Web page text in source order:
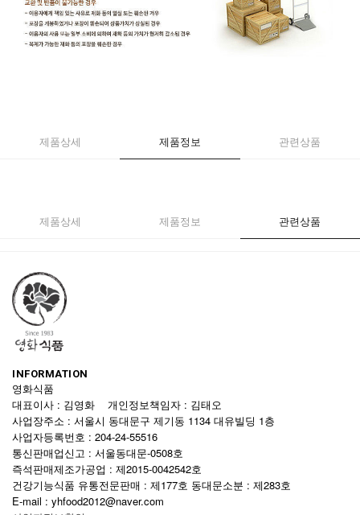
제품상세 제품정보 관련상품
제품상세 제품정보 관련상품
INFORMATION
영화식품
대표이사 : 김영화 개인정보책임자 : 김태오
사업장주소 : 서울시 동대문구 제기동 1134 대유빌딩 1층
사업자등록번호 : 204-24-55516
통신판매업신고 : 서울동대문-0508호
즉석판매제조가공업 : 제2015-0042542호
건강기능식품 유통전문판매 : 제177호 동대문소분 : 제283호
E-mail : yhfood2012@naver.com